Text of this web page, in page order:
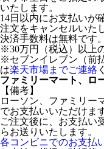
いたします。
14日以内にお支払いが
注文をキャンセルいた
決済手数料は無料です。
※30万円（税込）以上
※セブンイレブン（前
は楽天市場までご連絡
ファミリーマート、ロ
【備考】
ローソン、ファミリー
でお支払いいただけま
ご注文後に、お支払い
らお送りいたします。
各コンビニでのお支払